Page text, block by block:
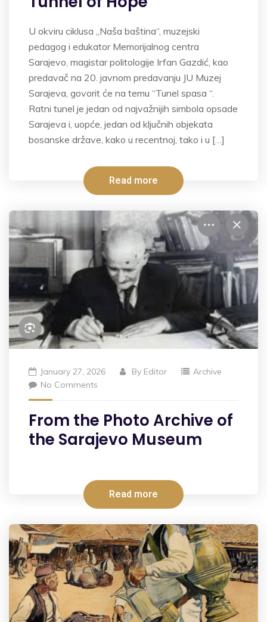
U okviru ciklusa „Naša baština“, muzejski
pedagog i edukator Memorijalnog centra
Sarajevo, magistar politologije Irfan Gazdić, kao
predavač na 20. javnom predavanju JU Muzej
Sarajeva, govorit će na temu “Tunel spasa “.
Ratni tunel je jedan od najvažnijih simbola opsade
Sarajeva i, uopće, jedan od ključnih objekata
bosanske države, kako u recentnoj, tako i u […]
Read more
January 27, 2026 By Editor
Archive
No Comments
From the Photo Archive of
the Sarajevo Museum
Read more